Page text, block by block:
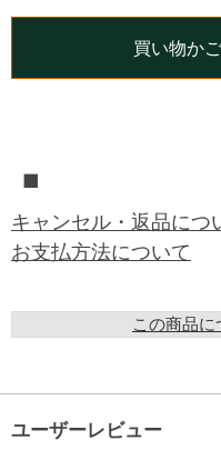
■
キャンセル・返品につ
お支払方法について
この商品
ユーザーレビュー